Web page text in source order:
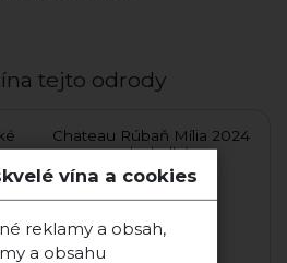
tejto odrody
Chateau Rúbaň Mília 2024
polosladké
vína a cookies
reklamy a obsah,
a obsahu